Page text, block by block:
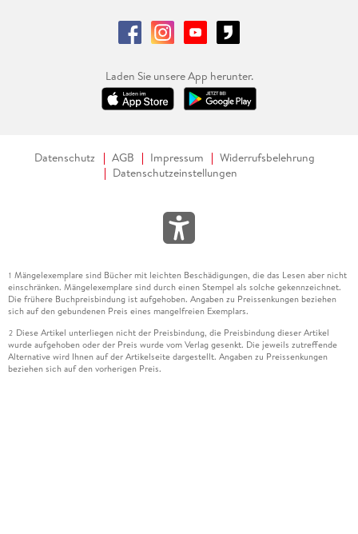
Laden Sie unsere App herunter.
Datenschutz AGB Impressum
Widerrufsbelehrung
Datenschutzeinstellungen
1 Mängelexemplare sind Bücher mit leichten Beschädigungen, die das Lesen aber nicht
einschränken. Mängelexemplare sind durch einen Stempel als solche gekennzeichnet.
Die frühere Buchpreisbindung ist aufgehoben. Angaben zu Preissenkungen beziehen
sich auf den gebundenen Preis eines mangelfreien Exemplars.
2 Diese Artikel unterliegen nicht der Preisbindung, die Preisbindung dieser Artikel
wurde aufgehoben oder der Preis wurde vom Verlag gesenkt. Die jeweils zutreffende
Alternative wird Ihnen auf der Artikelseite dargestellt. Angaben zu Preissenkungen
beziehen sich auf den vorherigen Preis.